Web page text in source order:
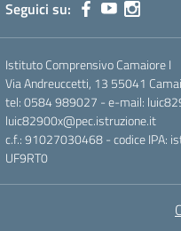
Seguici su:
Istituto Comprensivo Camaiore I
Via Andreuccetti, 13 55041
tel: 0584 989027 - e-mail:
luic82900x@pec.istruzione.it
c.f.: 91027030468 - codice IPA:
UF9RT0